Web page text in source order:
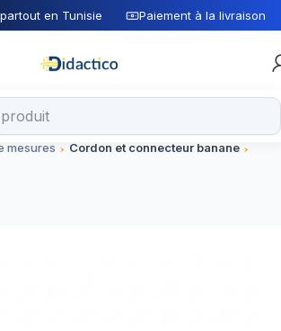
en Tunisie Paiement à la livraison
mesures
Cordon et connecteur banane